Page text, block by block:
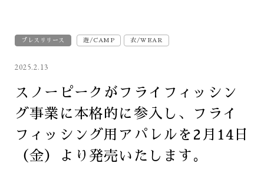
プレスリリース 遊/CAMP 衣/WEAR
2025.2.13
スノーピークがフライフィッシン
グ事業に本格的に参入し、フライ
フィッシング用アパレルを2月14日
（金）より発売いたします。